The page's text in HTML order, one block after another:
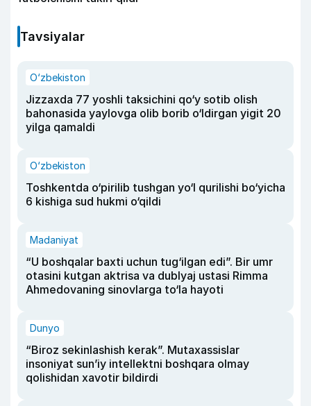
Tavsiyalar
O‘zbekiston
Jizzaxda 77 yoshli taksichini qo‘y sotib olish
bahonasida yaylovga olib borib o‘ldirgan yigit 20
yilga qamaldi
O‘zbekiston
Toshkentda o‘pirilib tushgan yo‘l qurilishi bo‘yicha
6 kishiga sud hukmi o‘qildi
Madaniyat
“U boshqalar baxti uchun tug‘ilgan edi”. Bir umr
otasini kutgan aktrisa va dublyaj ustasi Rimma
Ahmedovaning sinovlarga to‘la hayoti
Dunyo
“Biroz sekinlashish kerak”. Mutaxassislar
insoniyat sun’iy intellektni boshqara olmay
qolishidan xavotir bildirdi